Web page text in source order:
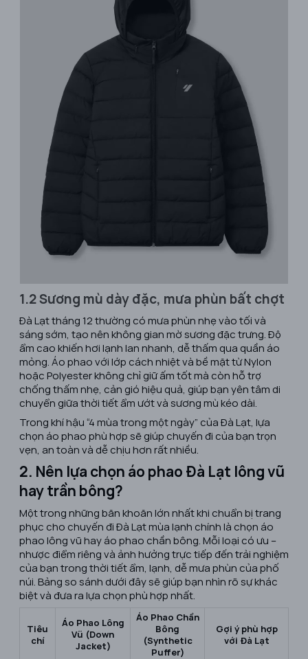
1.2 Sương mù dày đặc, mưa phùn bất chợt
Đà Lạt tháng 12 thường có mưa phùn nhẹ vào tối và
sáng sớm, tạo nên không gian mờ sương đặc trưng. Độ
ẩm cao khiến hơi lạnh lan nhanh, dễ thấm qua quần áo
mỏng. Áo phao với lớp cách nhiệt và bề mặt từ Nylon
hoặc Polyester không chỉ giữ ấm tốt mà còn hỗ trợ
chống thấm nhẹ, cản gió hiệu quả, giúp bạn yên tâm di
chuyển giữa thời tiết ẩm ướt và sương mù kéo dài.
Trong khí hậu “4 mùa trong một ngày” của Đà Lạt, lựa
chọn áo phao phù hợp sẽ giúp chuyến đi của bạn trọn
vẹn, an toàn và dễ chịu hơn rất nhiều.
2. Nên lựa chọn áo phao Đà Lạt lông vũ
hay trần bông?
Một trong những băn khoăn lớn nhất khi chuẩn bị trang
phục cho chuyến đi Đà Lạt mùa lạnh chính là chọn áo
phao lông vũ hay áo phao chần bông. Mỗi loại có ưu –
nhược điểm riêng và ảnh hưởng trực tiếp đến trải nghiệm
của bạn trong thời tiết ẩm, lạnh, dễ mưa phùn của phố
núi. Bảng so sánh dưới đây sẽ giúp bạn nhìn rõ sự khác
biệt và đưa ra lựa chọn phù hợp nhất.
Tiêu
chí
Áo Phao Lông
Vũ (Down
Jacket)
Áo Phao Chần
Bông
(Synthetic
Puffer)
Gợi ý phù hợp
với Đà Lạt